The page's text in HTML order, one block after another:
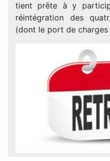
tient prête à y
réintégration des
(dont le port de charges